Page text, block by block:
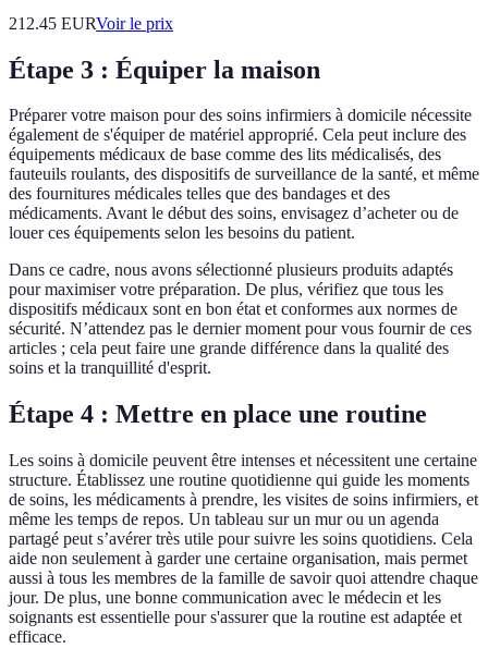
212.45 EURVoir le prix
Étape 3 : Équiper la maison
Préparer votre maison pour des soins infirmiers à domicile nécessite
également de s'équiper de matériel approprié. Cela peut inclure des
équipements médicaux de base comme des lits médicalisés, des
fauteuils roulants, des dispositifs de surveillance de la santé, et même
des fournitures médicales telles que des bandages et des
médicaments. Avant le début des soins, envisagez d’acheter ou de
louer ces équipements selon les besoins du patient.
Dans ce cadre, nous avons sélectionné plusieurs produits adaptés
pour maximiser votre préparation. De plus, vérifiez que tous les
dispositifs médicaux sont en bon état et conformes aux normes de
sécurité. N’attendez pas le dernier moment pour vous fournir de ces
articles ; cela peut faire une grande différence dans la qualité des
soins et la tranquillité d'esprit.
Étape 4 : Mettre en place une routine
Les soins à domicile peuvent être intenses et nécessitent une certaine
structure. Établissez une routine quotidienne qui guide les moments
de soins, les médicaments à prendre, les visites de soins infirmiers, et
même les temps de repos. Un tableau sur un mur ou un agenda
partagé peut s’avérer très utile pour suivre les soins quotidiens. Cela
aide non seulement à garder une certaine organisation, mais permet
aussi à tous les membres de la famille de savoir quoi attendre chaque
jour. De plus, une bonne communication avec le médecin et les
soignants est essentielle pour s'assurer que la routine est adaptée et
efficace.